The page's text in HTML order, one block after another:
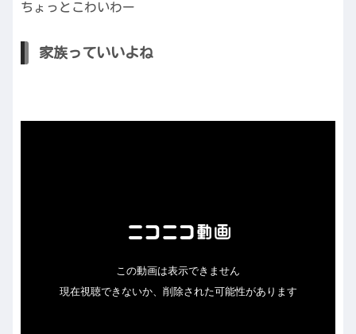
ちょっとこわいわー
家族っていいよね